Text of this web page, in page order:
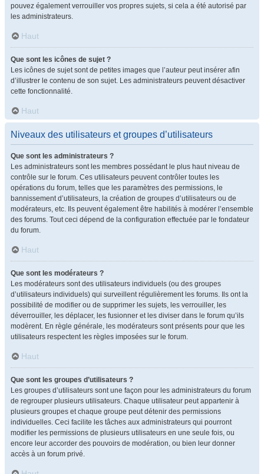
pouvez également verrouiller vos propres sujets, si cela a été autorisé par
les administrateurs.
Haut
Que sont les icônes de sujet ?
Les icônes de sujet sont de petites images que l’auteur peut insérer afin
d’illustrer le contenu de son sujet. Les administrateurs peuvent désactiver
cette fonctionnalité.
Haut
Niveaux des utilisateurs et groupes d’utilisateurs
Que sont les administrateurs ?
Les administrateurs sont les membres possédant le plus haut niveau de
contrôle sur le forum. Ces utilisateurs peuvent contrôler toutes les
opérations du forum, telles que les paramètres des permissions, le
bannissement d’utilisateurs, la création de groupes d’utilisateurs ou de
modérateurs, etc. Ils peuvent également être habilités à modérer l’ensemble
des forums. Tout ceci dépend de la configuration effectuée par le fondateur
du forum.
Haut
Que sont les modérateurs ?
Les modérateurs sont des utilisateurs individuels (ou des groupes
d’utilisateurs individuels) qui surveillent régulièrement les forums. Ils ont la
possibilité de modifier ou de supprimer les sujets, les verrouiller, les
déverrouiller, les déplacer, les fusionner et les diviser dans le forum qu’ils
modèrent. En règle générale, les modérateurs sont présents pour que les
utilisateurs respectent les règles imposées sur le forum.
Haut
Que sont les groupes d’utilisateurs ?
Les groupes d’utilisateurs sont une façon pour les administrateurs du forum
de regrouper plusieurs utilisateurs. Chaque utilisateur peut appartenir à
plusieurs groupes et chaque groupe peut détenir des permissions
individuelles. Ceci facilite les tâches aux administrateurs qui pourront
modifier les permissions de plusieurs utilisateurs en une seule fois, ou
encore leur accorder des pouvoirs de modération, ou bien leur donner
accès à un forum privé.